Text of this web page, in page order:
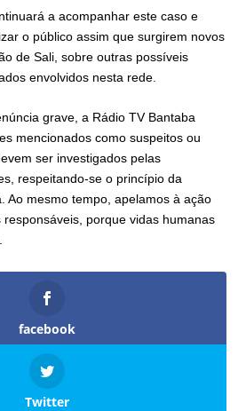
a acompanhar este caso e
o público assim que surgirem novos
de Sali, sobre outras possíveis
envolvidos nesta rede.
grave, a Rádio TV Bantaba
mencionados como suspeitos ou
ser investigados pelas
respeitando-se o princípio da
Ao mesmo tempo, apelamos à ação
porque vidas humanas
facebook
Twitter